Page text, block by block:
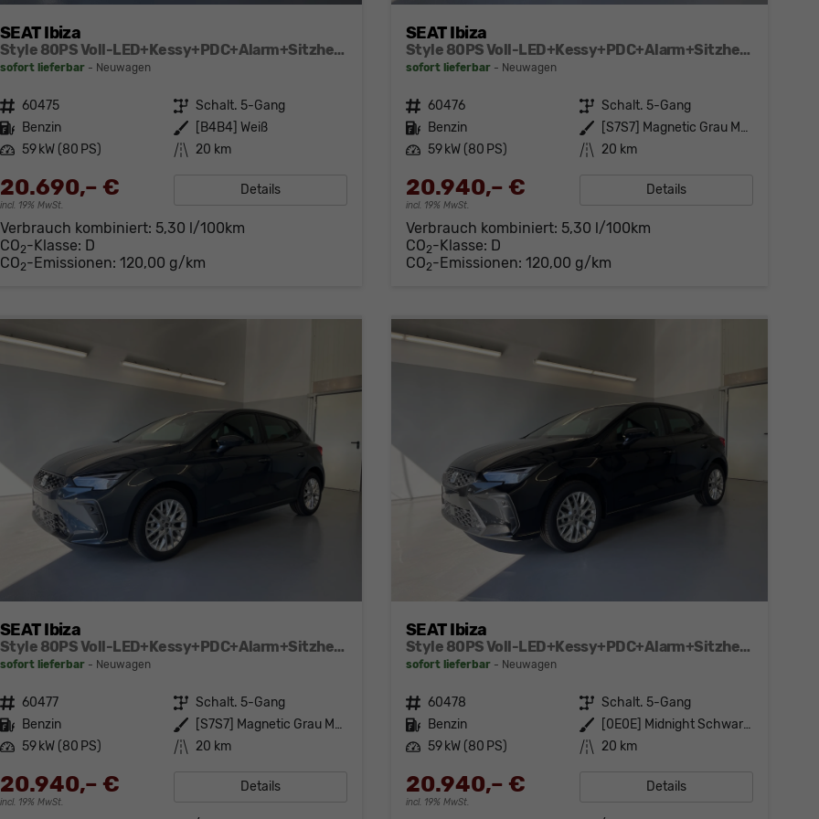
SEAT Ibiza
Style 80PS Voll-LED+Kessy+PDC+Alarm+Sitzheizung+Kamera+App-Connect
sofort lieferbar Neuwagen
Fahrzeugnr. 60475 Getriebe Schalt. 5-Gang
Kraftstoff Benzin Außenfarbe
[B4B4] Weiß
Leistung 59 kW (80 PS) Kilometerstand 20 km
20.690,– €
incl. 19% MwSt.
Details
Verbrauch kombiniert: 5,30 l/100km
CO2-Klasse: D
CO2-Emissionen: 120,00 g/km
SEAT Ibiza
Style 80PS Voll-LED+Kessy+PDC+Alarm+Sitzheizung+Kamera+App-Connect
sofort lieferbar Neuwagen
Fahrzeugnr. 60476 Getriebe Schalt. 5-Gang
Kraftstoff Benzin Außenfarbe
[S7S7] Magnetic Grau Metallic
Leistung 59 kW (80 PS) Kilometerstand 20 km
20.940,– €
incl. 19% MwSt.
Details
Verbrauch kombiniert: 5,30 l/100km
CO2-Klasse: D
CO2-Emissionen: 120,00 g/km
SEAT Ibiza
Style 80PS Voll-LED+Kessy+PDC+Alarm+Sitzheizung+Kamera+App-Connect
sofort lieferbar Neuwagen
Fahrzeugnr. 60477 Getriebe Schalt. 5-Gang
Kraftstoff Benzin Außenfarbe
[S7S7] Magnetic Grau Metallic
Leistung 59 kW (80 PS) Kilometerstand 20 km
20.940,– €
incl. 19% MwSt.
Details
SEAT Ibiza
Style 80PS Voll-LED+Kessy+PDC+Alarm+Sitzheizung+Kamera+App-Connect
sofort lieferbar Neuwagen
Fahrzeugnr. 60478 Getriebe Schalt. 5-Gang
Kraftstoff Benzin Außenfarbe
[0E0E] Midnight Schwarz Metallic
Leistung 59 kW (80 PS) Kilometerstand 20 km
20.940,– €
incl. 19% MwSt.
Details